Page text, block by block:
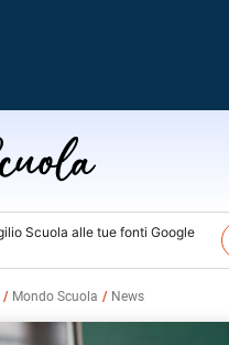
Scuola alle tue fonti Google
Mondo Scuola News